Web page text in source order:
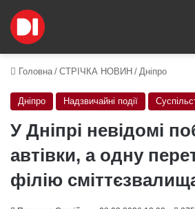
Головна / СТРІЧКА НОВИН / Дніпро
Дніпро Надзвичайні події
У Дніпрі невідомі
автівки, а одну
філію